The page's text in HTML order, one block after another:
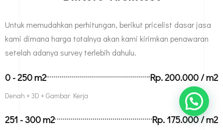
Untuk memudahkan perhitungan, berikut pricelist dasar jasa
kami dimana harga totalnya akan kami kirimkan penawaran
setelah adanya survey terlebih dahulu.
0 - 250 m2 Rp. 200.000 / m2
Denah + 3D + Gambar Kerja
251 - 300 m2 Rp. 175.000 / m2